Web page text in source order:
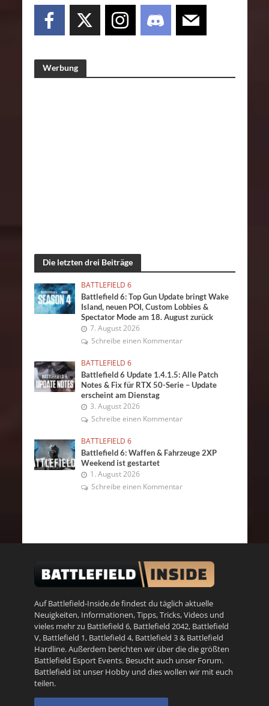
Werbung
Die letzten drei Beiträge
BATTLEFIELD 6
Battlefield 6: Top Gun Update bringt Wake
Island, neuen POI, Custom Lobbies &
Spectator Mode am 18. August zurück
7. August 2026
Schreibe einen Kommentar
BATTLEFIELD 6
Battlefield 6 Update 1.4.1.5: Alle Patch
Notes & Fix für RTX 50-Serie – Update
erscheint am Dienstag
3. August 2026
Schreibe einen Kommentar
BATTLEFIELD 6
Battlefield 6: Waffen & Fahrzeuge 2XP
Weekend ist gestartet
1. August 2026
Schreibe einen Kommentar
Auf Battlefield-Inside.de findest du täglich aktuelle
Neuigkeiten, Informationen, Tipps, Tricks, Videos und
vieles mehr zu Battlefield 6, Battlefield 2042, Battlefield
V, Battlefield 1, Battlefield 4, Battlefield 3& Battlefield
Hardline. Außerdem berichten wir über die die größten
Battlefield Esport Events. Besucht auch unser Forum.
Battlefield ist unser Hobby und dies wollen wir mit euch
teilen.